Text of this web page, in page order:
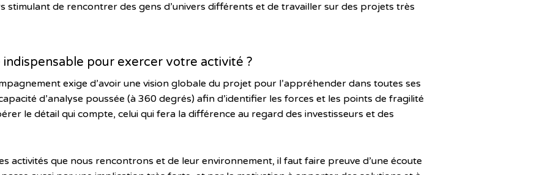
stimulant de rencontrer des gens d’univers différents et de travailler sur des projets très
pour exercer votre activité ?
exige d’avoir une vision globale du projet pour l’appréhender dans toutes ses
d’analyse poussée (à 360 degrés) afin d’identifier les forces et les points de fragilité
le détail qui compte, celui qui fera la différence au regard des investisseurs et des
activités que nous rencontrons et de leur environnement, il faut faire preuve d’une écoute